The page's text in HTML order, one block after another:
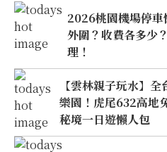
2026桃園機場停車
外圍？收費各多少
理！
【雲林親子玩水】
樂園！虎尾632高地
秘境一日遊懶人包